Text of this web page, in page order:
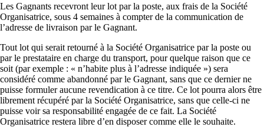
Les Gagnants recevront leur lot par la poste, aux frais de la Société
Organisatrice, sous 4 semaines à compter de la communication de
l’adresse de livraison par le Gagnant.
Tout lot qui serait retourné à la Société Organisatrice par la poste ou
par le prestataire en charge du transport, pour quelque raison que ce
soit (par exemple : « n’habite plus à l’adresse indiquée ») sera
considéré comme abandonné par le Gagnant, sans que ce dernier ne
puisse formuler aucune revendication à ce titre. Ce lot pourra alors être
librement récupéré par la Société Organisatrice, sans que celle-ci ne
puisse voir sa responsabilité engagée de ce fait. La Société
Organisatrice restera libre d’en disposer comme elle le souhaite.